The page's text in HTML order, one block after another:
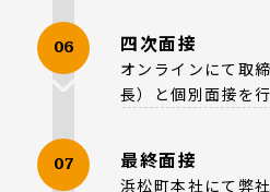
06 四次面接
オンラインにて取
長）と個別面接を行
07 最終面接
浜松町本社にて弊